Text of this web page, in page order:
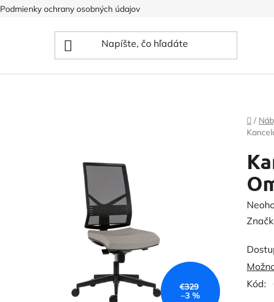
Podmienky ochrany osobných údajov
/
je
0,0
z
Kód:
€329
–3 %